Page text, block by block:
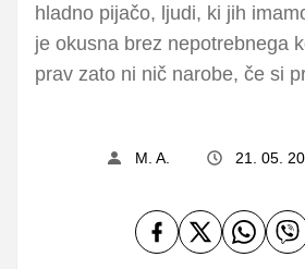
hladno pijačo, ljudi, ki jih
je okusna brez nepotrebnega
prav zato ni nič narobe, če si
M. A. 21. 05.